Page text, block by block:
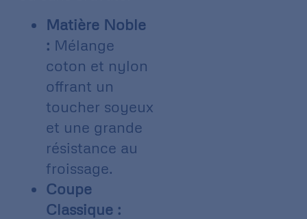
Matière Noble
: Mélange
coton et nylon
offrant un
toucher soyeux
et une grande
résistance au
froissage.
Coupe
Classique :